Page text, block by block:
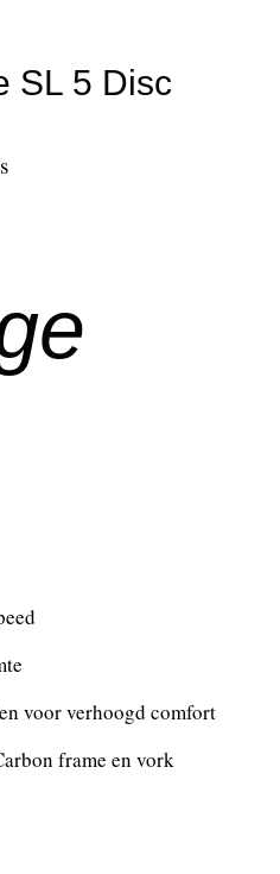
SL 5 Disc
voor verhoogd comfort
frame en vork